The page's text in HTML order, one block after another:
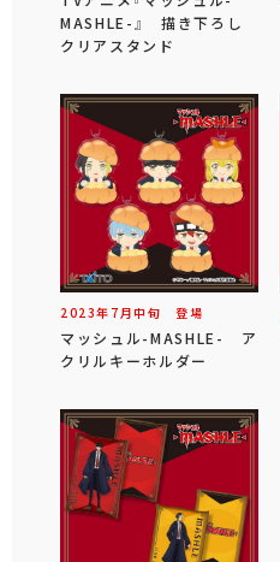
MASHLE-』 描き下ろし
クリアスタンド
2023年 7 月中旬 登場
マッシュル-MASHLE- ア
クリルキーホルダー